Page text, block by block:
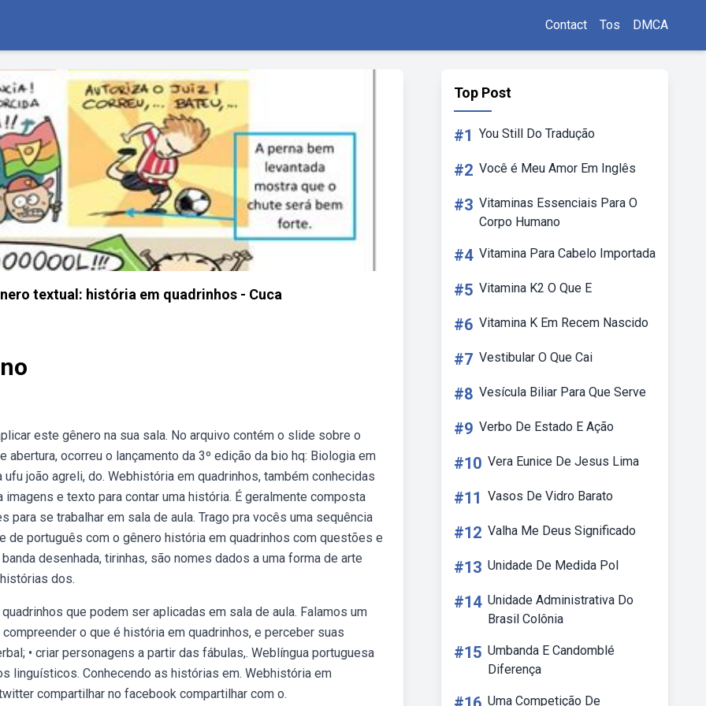
Contact Tos DMCA
textual: história em quadrinhos - Cuca
este gênero na sua sala. No arquivo contém o slide sobre o
ocorreu o lançamento da 3º edição da bio hq: Biologia em
joão agreli, do. Webhistória em quadrinhos, também conhecidas
e texto para contar uma história. É geralmente composta
se trabalhar em sala de aula. Trago pra vocês uma sequência
de português com o gênero história em quadrinhos com questões e
desenhada, tirinhas, são nomes dados a uma forma de arte
dos.
que podem ser aplicadas em sala de aula. Falamos um
o que é história em quadrinhos, e perceber suas
• criar personagens a partir das fábulas,. Weblíngua portuguesa
linguísticos. Conhecendo as histórias em. Webhistória em
compartilhar no facebook compartilhar com o.
Top Post
#1 You Still Do Tradução
#2 Você é Meu Amor Em Inglês
#3 Vitaminas Essenciais Para O
Corpo Humano
#4 Vitamina Para Cabelo Importada
#5 Vitamina K2 O Que E
#6 Vitamina K Em Recem Nascido
#7 Vestibular O Que Cai
#8 Vesícula Biliar Para Que Serve
#9 Verbo De Estado E Ação
#10 Vera Eunice De Jesus Lima
#11 Vasos De Vidro Barato
#12 Valha Me Deus Significado
#13 Unidade De Medida Pol
#14 Unidade Administrativa Do
Brasil Colônia
#15 Umbanda E Candomblé
Diferença
Uma Competição De